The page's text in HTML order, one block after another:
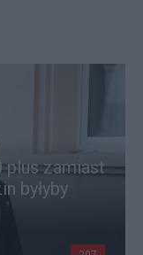
plus zamiast
byłyby